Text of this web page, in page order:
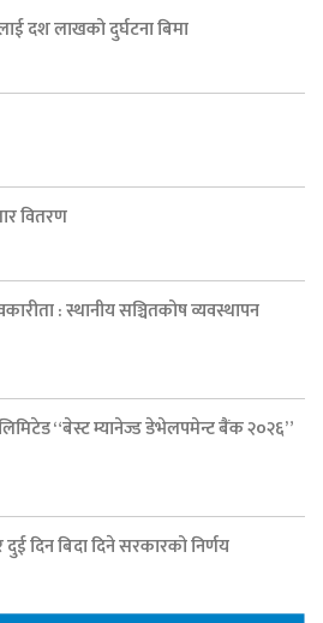
दश लाखको दुर्घटना बिमा
वितरण
: स्थानीय सञ्चितकोष व्यवस्थापन
“बेस्ट म्यानेज्ड डेभेलपमेन्ट बैंक २०२६”
दिन बिदा दिने सरकारको निर्णय